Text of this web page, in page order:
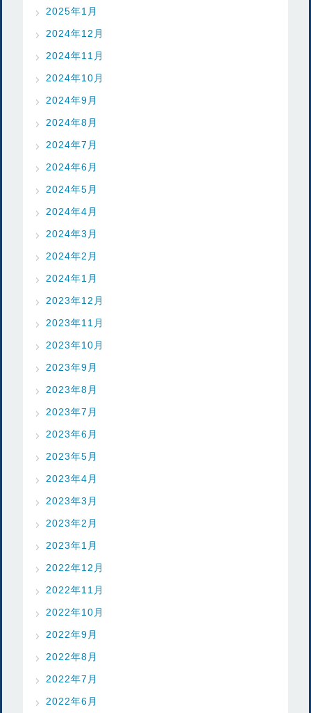
2025年1月
2024年12月
2024年11月
2024年10月
2024年9月
2024年8月
2024年7月
2024年6月
2024年5月
2024年4月
2024年3月
2024年2月
2024年1月
2023年12月
2023年11月
2023年10月
2023年9月
2023年8月
2023年7月
2023年6月
2023年5月
2023年4月
2023年3月
2023年2月
2023年1月
2022年12月
2022年11月
2022年10月
2022年9月
2022年8月
2022年7月
2022年6月